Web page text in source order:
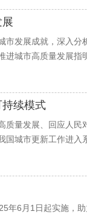
市发展成就，深入
进城市高质量发展
续模式
质量发展、回应人
城市更新工作进
年6月1日起实施，